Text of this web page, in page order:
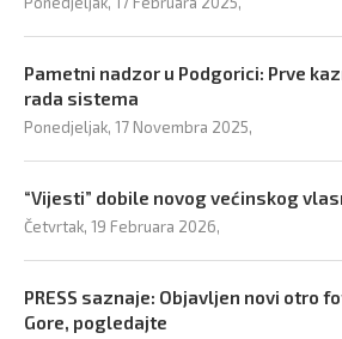
Pametni nadzor u Podgorici: Prve
rada sistema
Ponedjeljak, 17 Novembra 2025,
“Vijesti” dobile novog većinskog
Četvrtak, 19 Februara 2026,
PRESS saznaje: Objavljen novi otro
Gore, pogledajte